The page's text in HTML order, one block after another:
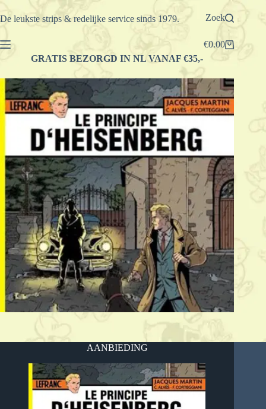
Ga
naar
De leukste strips & redelijke service sinds 1979. Zoek
Winkelwagen
€0.00
GRATIS BEZORGD IN NL VANAF €35,-
AANBIEDING